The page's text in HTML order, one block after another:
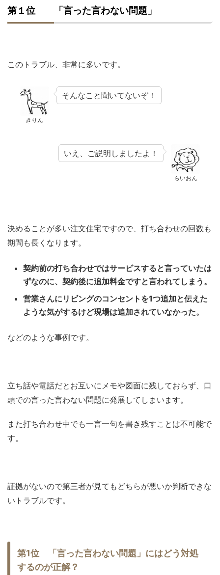
第１位 「言った言わない問題」
このトラブル、非常に多いです。
きりん
そんなこと聞いてないぞ！
らいおん
いえ、ご説明しましたよ！
決めることが多い注文住宅ですので、打ち合わせの回数も
期間も長くなります。
契約前の打ち合わせではサービスすると言っていたは
ずなのに、契約後に追加料金ですと言われてしまう。
営業さんにリビングのコンセントを1つ追加と伝えた
ような気がするけど現場は追加されていなかった。
などのような事例です。
立ち話や電話だとお互いにメモや図面に残しておらず、口
頭での言った言わない問題に発展してしまいます。
また打ち合わせ中でも一言一句を書き残すことは不可能で
す。
証拠がないので第三者が見てもどちらが悪いか判断できな
いトラブルです。
第1位 「言った言わない問題」にはどう対処
するのが正解？